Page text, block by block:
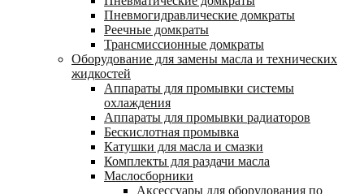
Пневмогидравлические домкраты
Реечные домкраты
Трансмиссионные домкраты
Оборудование для замены масла и технических
жидкостей
Аппараты для промывки системы
охлаждения
Аппараты для промывки радиаторов
Бескислотная промывка
Катушки для масла и смазки
Комплекты для раздачи масла
Маслосборники
Аксессуары для оборудования по